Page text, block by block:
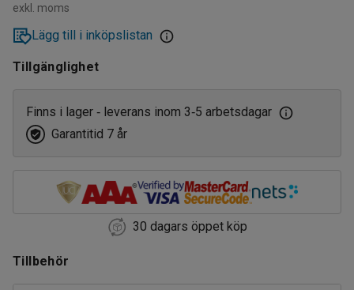
500
600
exkl. moms
Lägg till i inköpslistan
Tillgänglighet
Finns i lager ‑ leverans inom 3‑5 arbetsdagar
Garantitid 7 år
30 dagars öppet köp
Tillbehör